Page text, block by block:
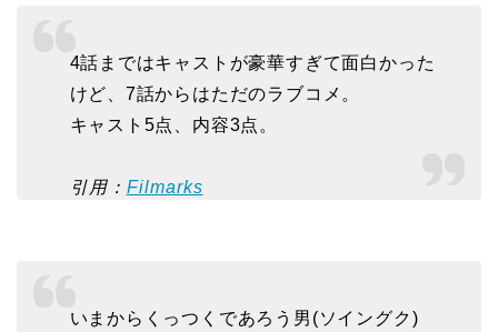
4話まではキャストが豪華すぎて面白かった
けど、7話からはただのラブコメ。
キャスト5点、内容3点。
引用： Filmarks
いまからくっつくであろう男(ソイングク)